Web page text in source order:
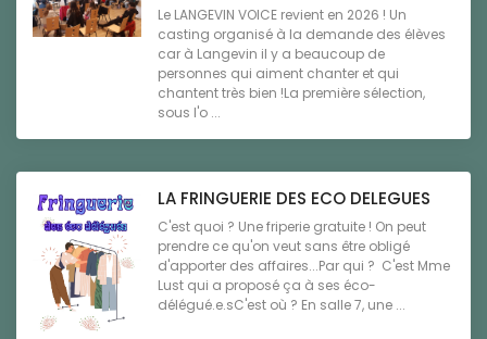
Le LANGEVIN VOICE revient en 2026 ! Un
casting organisé à la demande des élèves
car à Langevin il y a beaucoup de
personnes qui aiment chanter et qui
chantent très bien !La première sélection,
sous l'o ...
LA FRINGUERIE DES ECO DELEGUES
C'est quoi ? Une friperie gratuite ! On peut
prendre ce qu'on veut sans être obligé
d'apporter des affaires...Par qui ? C'est Mme
Lust qui a proposé ça à ses éco-
délégué.e.sC'est où ? En salle 7, une ...